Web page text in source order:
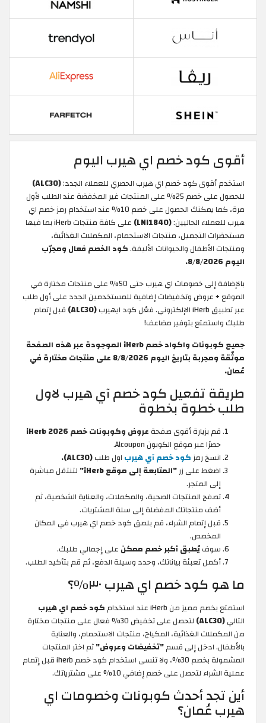
أقوى كود خصم اي هيرب اليوم
استخدم أقوى كود خصم اي هيرب الحصري للعملاء الجدد:(ALC30)
للحصول على خصم 25% على المنتجات غير المخفضة عند الطلب لأول
مرة، كما يمكنك الحصول على خصم 10% عند استخدام رمز خصم اي
هيرب للعملاء الحاليين:(LNI1840)
على كافة منتجات iHerb بما فيها
مستحضرات التجميل، منتجات الاستحمام، المكملات الغذائية،
ومنتجات الأطفال والحيوانات الأليفة.كود الخصم فعال ومجرّب
اليوم 8/8/2026.
بالإضافة إلى خصومات اي هيرب حتى 50% على منتجات مختارة في
الموقع + عروض وتخفيضات إضافية للمستخدمين الجدد على أول طلب
عبر تطبيق iHerb الإلكتروني. فعّل كود ايهيرب
(ALC30)
قبل إتمام
طلبك واستمتع بتوفير مضاعف!
جميع كوبونات واكواد خصم iHerb الموجودة عبر هذه الصفحة
موثّقة ومجربة بتاريخ اليوم 8/8/2026 على منتجات مختارة في
عُمان.
طريقة تفعيل كود خصم آي هيرب لاول
طلب خطوة بخطوة
قم بزيارة أقوى صفحة عروض وكوبونات خصم iHerb 2026
حصرًا عبر موقع الكوبون Alcoupon.
انسخ رمزكود خصم آي هيرب اول طلب(ALC30).
اضغط على زر"المتابعة إلى موقع iHerb"
لتنتقل مباشرة
إلى المتجر.
تصفح المنتجات الصحية، والمكملات، والعناية الشخصية، ثم
أضف منتجاتك المفضلة إلى سلة المشتريات.
قبل إتمام الشراء، قم بلصق كود خصم اي هيرب في المكان
المخصص.
سوفيُطبق أكبر خصم ممكن على إجمالي طلبك.
أكمل تعبئة بياناتك، وحدد وسيلة الدفع، ثم قم بتأكيد الطلب.
ما هو كود خصم اي هيرب ٣٠٪؟
استمتع بخصم مميز من iHerb عند استخدام
كود خصم اي هيرب
التالي(ALC30)
لتحصل على تخفيض 30% فعال على منتجات مختارة
من المكملات الغذائية، المكياج، منتجات الاستحمام، والعناية
بالأطفال. ادخل إلى قسم"تخفيضات وعروض"ثم اختر المنتجات
المشمولة بخصم 30%، ولا تنسى استخدام كود خصم iherb
قبل إتمام
عملية الشراء لتحصل على خصم إضافي 10% على مشترياتك.
أين تجد أحدث كوبونات وخصومات اي
هيرب عُمان؟